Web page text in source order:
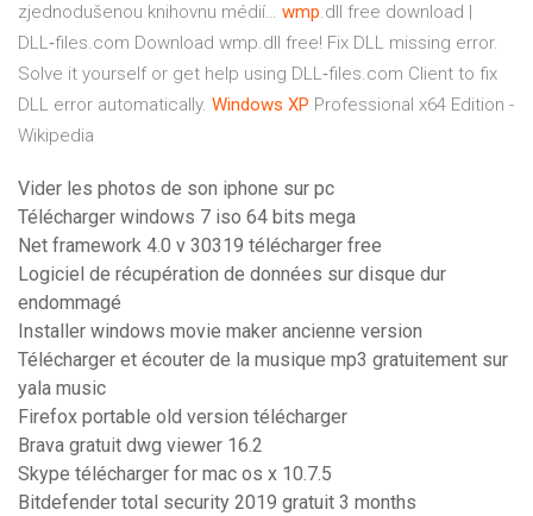
zjednodušenou knihovnu médií… wmp.dll free download |
DLL‑files.com Download wmp.dll free! Fix DLL missing error.
Solve it yourself or get help using DLL‑files.com Client to fix
DLL error automatically. Windows XP Professional x64 Edition -
Wikipedia
Vider les photos de son iphone sur pc
Télécharger windows 7 iso 64 bits mega
Net framework 4.0 v 30319 télécharger free
Logiciel de récupération de données sur disque dur
endommagé
Installer windows movie maker ancienne version
Télécharger et écouter de la musique mp3 gratuitement sur
yala music
Firefox portable old version télécharger
Brava gratuit dwg viewer 16.2
Skype télécharger for mac os x 10.7.5
Bitdefender total security 2019 gratuit 3 months